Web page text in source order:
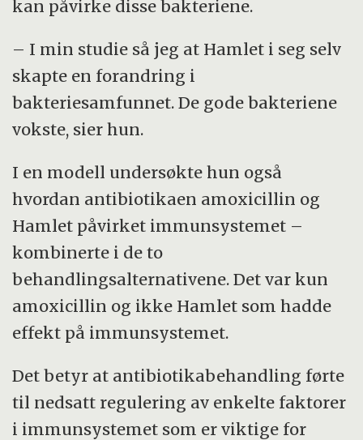
kan påvirke disse bakteriene.
– I min studie så jeg at Hamlet i seg selv
skapte en forandring i
bakteriesamfunnet. De gode bakteriene
vokste, sier hun.
I en modell undersøkte hun også
hvordan antibiotikaen amoxicillin og
Hamlet påvirket immunsystemet –
kombinerte i de to
behandlingsalternativene. Det var kun
amoxicillin og ikke Hamlet som hadde
effekt på immunsystemet.
Det betyr at antibiotikabehandling førte
til nedsatt regulering av enkelte faktorer
i immunsystemet som er viktige for